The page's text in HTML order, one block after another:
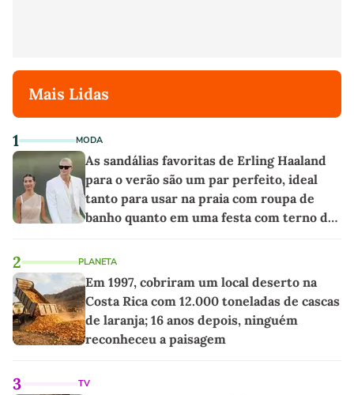
Mais Lidas
1 MODA
As sandálias favoritas de Erling Haaland
para o verão são um par perfeito, ideal
tanto para usar na praia com roupa de
banho quanto em uma festa com terno de
2 PLANETA
Em 1997, cobriram um local deserto na
Costa Rica com 12.000 toneladas de cascas
de laranja; 16 anos depois, ninguém
reconheceu a paisagem
3 TV